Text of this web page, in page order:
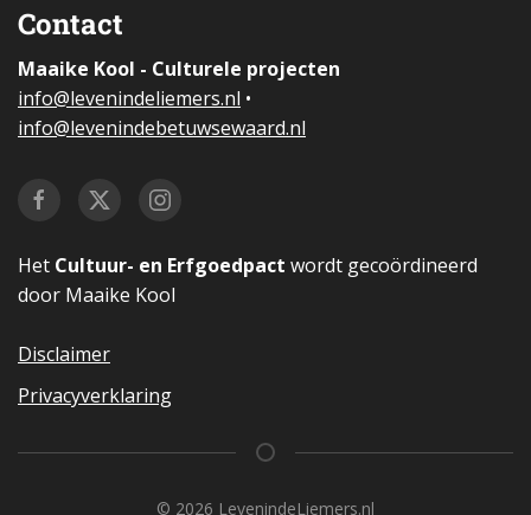
Contact
Maaike Kool - Culturele projecten
info@levenindeliemers.nl •
info@levenindebetuwsewaard.nl
Het Cultuur- en Erfgoedpact wordt gecoördineerd
door Maaike Kool
Disclaimer
Privacyverklaring
© 2026 LevenindeLiemers.nl